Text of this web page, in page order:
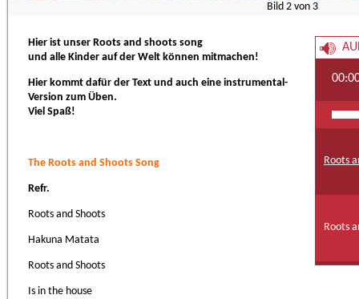
Bild 2 von 3
Roots
Roots
Hier ist unser Roots and shoots song
und alle Kinder auf der Welt können mitmachen!
Hier kommt dafür der Text und auch eine instrumental-
Version zum Üben.
Viel Spaß!
The Roots and Shoots Song
Refr.
Roots and Shoots
Hakuna Matata
Roots and Shoots
Is in the house